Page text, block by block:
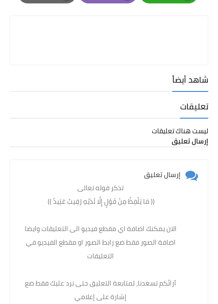
Whatsapp
Email
Print
شاهد أيضاً
تعليقات
ليست هناك تعليقات
إرسال تعليق
إرسال تعليق
تذكر قوله تعالى
(( مَا يَلْفِظُ مِنْ قَوْلٍ إِلَّا لَدَيْهِ رَقِيبٌ عَتِيدٌ )) ‏
الان يمكنك اضافة اي مقطع فيديو الى التعليقات وايضا
اضافة الصور فقط ضع رابط الصور او مقطع الفيديو في
التعليقات
آرائكم تسعدنا، لمتابعة التعليق حتى نرد عليك فقط ضع
إشارة على إعلامي